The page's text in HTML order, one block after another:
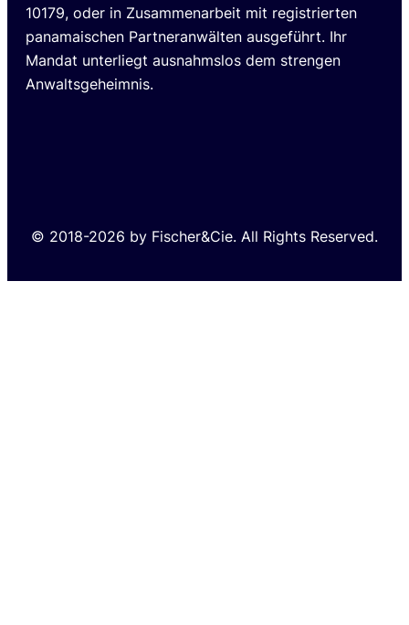
10179, oder in Zusammenarbeit mit registrierten
panamaischen Partneranwälten ausgeführt. Ihr
Mandat unterliegt ausnahmslos dem strengen
Anwaltsgeheimnis.
© 2018-2026 by Fischer&Cie. All Rights Reserved.